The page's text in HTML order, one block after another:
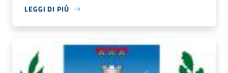
LEGGI DI PIÙ